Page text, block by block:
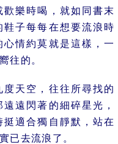
樂時喝，就如同書末
鞋子每每在想要流浪時
情約莫就是這樣，一
往的。
天空，往往所尋找的
遠閃著的細碎星光，
適合獨自靜默，站在
已去流浪了。